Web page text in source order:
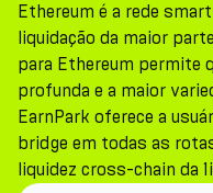
Ethereum é a rede
liquidação da maior
para Ethereum permite
profunda e a maior
EarnPark oferece a
bridge em todas as
liquidez cross-chain da